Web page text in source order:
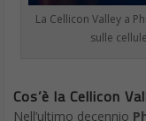
La Cellicon Valley a
sulle
Cos’è la Cellicon
Nell’ultimo decennio